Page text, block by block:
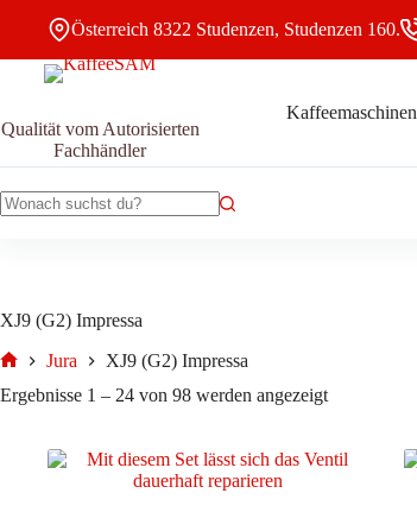
Österreich 8322 Studenzen, Studenzen 160.
Qualität vom Autorisierten
Fachhändler
Kaffeemaschinen
XJ9 (G2) Impressa
Jura
XJ9 (G2) Impressa
Ergebnisse 1 – 24 von 98 werden angezeigtNach